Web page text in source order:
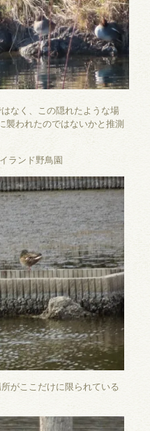
なく、この隠れたような場
襲われたのではないかと推測
ランド野鳥園
がここだけに限られている